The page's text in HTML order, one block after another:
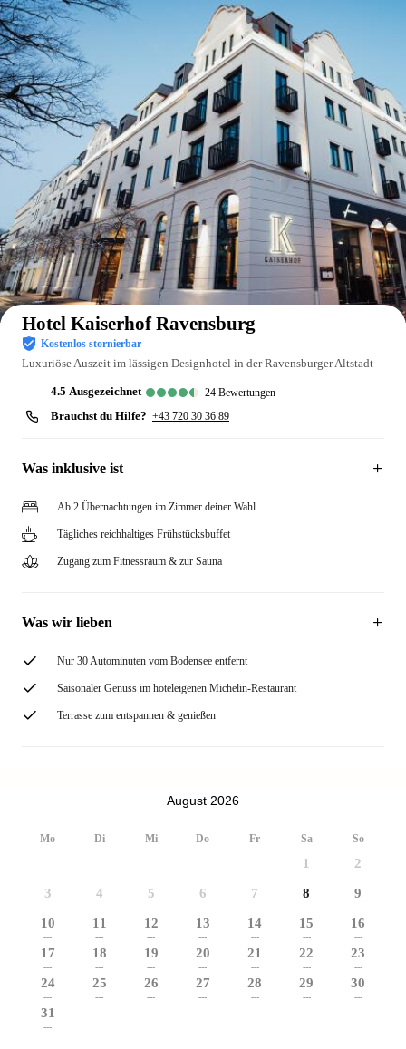
Auf der Karte anzeigen
Hotel Kaiserhof Ravensburg
Kostenlos stornierbar
Luxuriöse Auszeit im lässigen Designhotel in der Ravensburger Altstadt
4.5 ausgezeichnet 24 Bewertungen
Brauchst du Hilfe? +43 720 30 36 89
Was inklusive ist
Ab 2 Übernachtungen im Zimmer deiner Wahl
Tägliches reichhaltiges Frühstücksbuffet
Zugang zum Fitnessraum & zur Sauna
Was wir lieben
Nur 30 Autominuten vom Bodensee entfernt
Saisonaler Genuss im hoteleigenen Michelin-Restaurant
Terrasse zum entspannen & genießen
August 2026
Mo Di Mi Do Fr Sa So
1 2
3 4 5 6 7 8 9
---
10
---
11
---
12
---
13
---
14
---
15
---
16
---
17
---
18
---
19
---
20
---
21
---
22
---
23
---
24
---
25
---
26
---
27
---
28
---
29
---
30
---
31
---